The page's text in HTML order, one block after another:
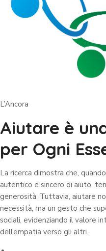
L’Ancora
Aiutare è
per Ogni
La ricerca dimostra che,
autentico e sincero di aiuto,
generosità. Tuttavia, aiutare
necessità, ma un gesto che
sociali, evidenziando il valore
dell’empatia verso gli altri.